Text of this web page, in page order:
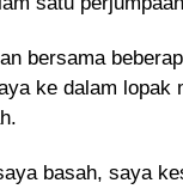
bersama
ke dalam lopak
basah, saya